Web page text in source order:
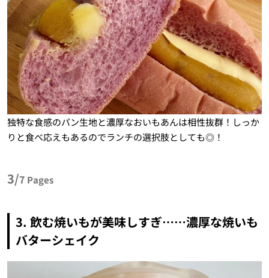
独特な食感のパン生地と濃厚なおいもあんは相性抜群！しっか
りと食べ応えもあるのでランチの選択肢としても◎！
3/7 Pages
3. 飲む焼いもが美味しすぎ……濃厚な焼いも
バターシェイク